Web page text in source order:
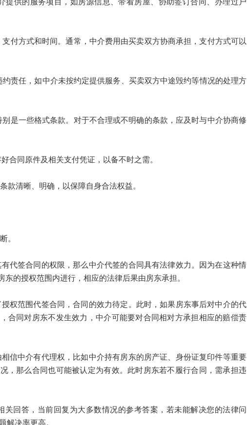
的服务项目，如房源信息、带看房屋、协助签订合同、办理过户
方式和时间。通常，中介费用由买卖双方协商承担，支付方式可以
任，如中介未按约定提供服务、买卖双方中途毁约等情况的处理方
一些格式条款。对于不合理或不明确的条款，应及时与中介协商修
同原件及相关支付凭证，以备不时之需。
清晰、明确，以保障自身合法权益。
。
签合同的权限，那么中介代签的合同具有法律效力。因为在这种情
的授权范围内进行，相应的法律后果由房东承担。
范围代签合同，合同的效力待定。此时，如果房东事后对中介的代
合同对房东不发生效力，中介可能要对合同相对方承担相应的赔偿责
中介有代理权，比如中介持有房东的房产证、身份证复印件等重要
，那么合同也可能被认定为有效。此时房东若不履行合同，需承担违
答，当前回复为大多数情况的参考答案，若未能解决您的法律问
解决率更高。